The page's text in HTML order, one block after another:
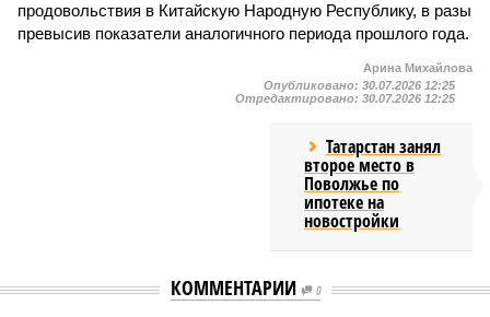
продовольствия в Китайскую Народную Республику, в разы
превысив показатели аналогичного периода прошлого года.
Арина Михайлова
Опубликовано: 30.07.2026 12:25
Отредактировано: 30.07.2026 12:25
Татарстан занял
второе место в
Поволжье по
ипотеке на
новостройки
КОММЕНТАРИИ 0